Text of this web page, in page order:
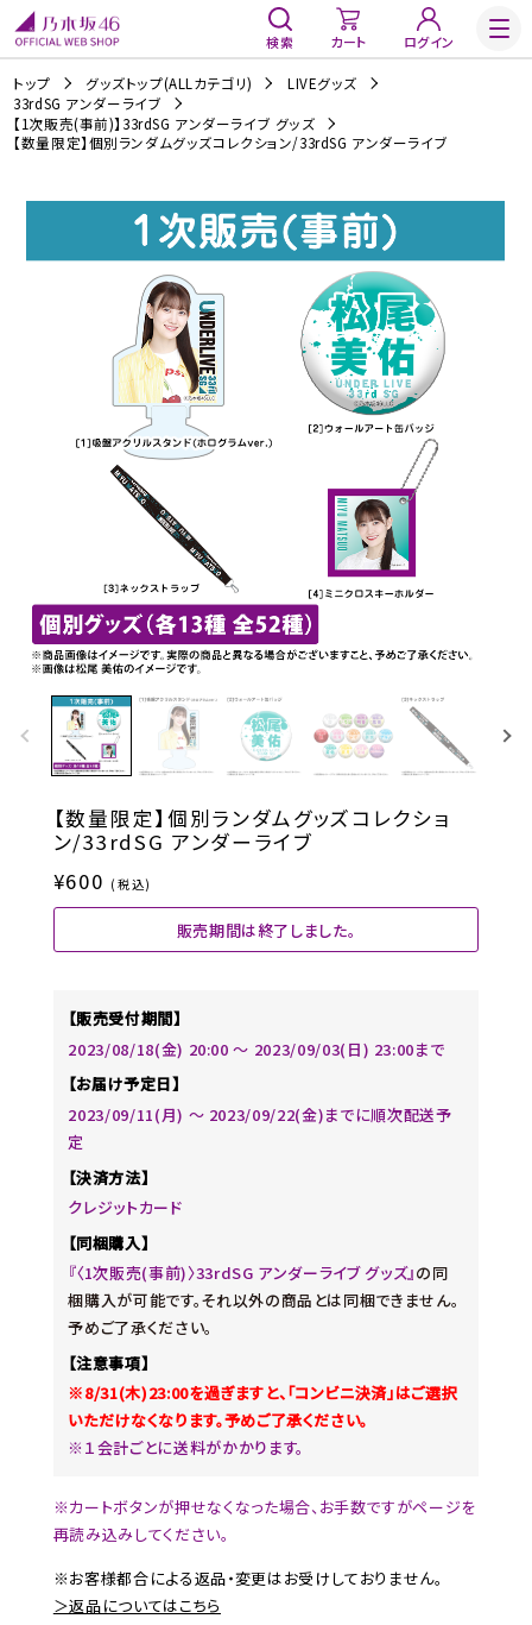
検索 カート ログイン
トップ グッズトップ(ALLカテゴリ)
LIVEグッズ
33rdSG アンダーライブ
【1次販売(事前)】33rdSG アンダーライブ グッズ
【数量限定】個別ランダムグッズコレクション/33rdSG アンダーライブ
【数量限定】個別ランダムグッズコレクショ
ン/33rdSG アンダーライブ
¥600 (税込)
販売期間は終了しました。
【販売受付期間】
2023/08/18(金) 20:00 〜 2023/09/03(日) 23:00まで
【お届け予定日】
2023/09/11(月) ～ 2023/09/22(金)までに順次配送予
定
【決済方法】
クレジットカード
【同梱購入】
『〈1次販売(事前)〉33rdSG アンダーライブ グッズ』の同
梱購入が可能です。それ以外の商品とは同梱できません。
予めご了承ください。
【注意事項】
※8/31(木)23:00を過ぎますと、「コンビニ決済」はご選択
いただけなくなります。予めご了承ください。
※１会計ごとに送料がかかります。
※カートボタンが押せなくなった場合、お手数ですがページを
再読み込みしてください。
※お客様都合による返品・変更はお受けしておりません。
＞返品についてはこちら